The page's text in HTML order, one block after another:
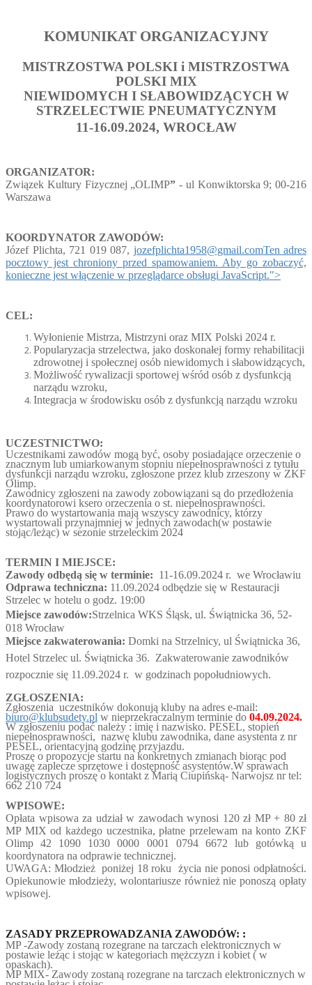
KOMUNIKAT ORGANIZACYJNY
MISTRZOSTWA POLSKI i MISTRZOSTWA
POLSKI MIX
NIEWIDOMYCH I SŁABOWIDZĄCYCH W
STRZELECTWIE PNEUMATYCZNYM
11-16.09.2024, WROCŁAW
ORGANIZATOR:
Związek Kultury Fizycznej „OLIMP” - ul Konwiktorska 9; 00-216
Warszawa
KOORDYNATOR ZAWODÓW:
Józef Plichta, 721 019 087, jozefplichta1958@gmail.comTen adres
pocztowy jest chroniony przed spamowaniem. Aby go zobaczyć,
konieczne jest włączenie w przeglądarce obsługi JavaScript.">
CEL:
Wyłonienie Mistrza, Mistrzyni oraz MIX Polski 2024 r.
Popularyzacja strzelectwa, jako doskonałej formy rehabilitacji
zdrowotnej i społecznej osób niewidomych i słabowidzących,
Możliwość rywalizacji sportowej wśród osób z dysfunkcją
narządu wzroku,
Integracja w środowisku osób z dysfunkcją narządu wzroku
UCZESTNICTWO:
Uczestnikami zawodów mogą być, osoby posiadające orzeczenie o
znacznym lub umiarkowanym stopniu niepełnosprawności z tytułu
dysfunkcji narządu wzroku, zgłoszone przez klub zrzeszony w ZKF
Olimp.
Zawodnicy zgłoszeni na zawody zobowiązani są do przedłożenia
koordynatorowi ksero orzeczenia o st. niepełnosprawności.
Prawo do wystartowania mają wszyscy zawodnicy, którzy
wystartowali przynajmniej w jednych zawodach(w postawie
stojąc/leżąc) w sezonie strzeleckim 2024
TERMIN I MIEJSCE:
Zawody odbędą się w terminie: 11-16.09.2024 r. we Wrocławiu
Odprawa techniczna: 11.09.2024 odbędzie się w Restauracji
Strzelec w hotelu o godz. 19:00
Miejsce zawodów:Strzelnica WKS Śląsk, ul. Świątnicka 36, 52-
018 Wrocław
Miejsce zakwaterowania: Domki na Strzelnicy, ul Świątnicka 36,
Hotel Strzelec ul. Świątnicka 36. Zakwaterowanie zawodników
rozpocznie się 11.09.2024 r. w godzinach popołudniowych.
ZGŁOSZENIA:
Zgłoszenia uczestników dokonują kluby na adres e-mail:
biuro@klubsudety.pl w nieprzekraczalnym terminie do 04.09.2024.
W zgłoszeniu podać należy : imię i nazwisko. PESEL, stopień
niepełnosprawności, nazwę klubu zawodnika, dane asystenta z nr
PESEL, orientacyjną godzinę przyjazdu.
Proszę o propozycje startu na konkretnych zmianach biorąc pod
uwagę zaplecze sprzętowe i dostępność asystentów.W sprawach
logistycznych proszę o kontakt z Marią Ciupińską- Narwojsz nr tel:
662 210 724
WPISOWE:
Opłata wpisowa za udział w zawodach wynosi 120 zł MP + 80 zł
MP MIX od każdego uczestnika, płatne przelewam na konto ZKF
Olimp 42 1090 1030 0000 0001 0794 6672 lub gotówką u
koordynatora na odprawie technicznej.
UWAGA: Młodzież poniżej 18 roku życia nie ponosi odpłatności.
Opiekunowie młodzieży, wolontariusze również nie ponoszą opłaty
wpisowej.
ZASADY PRZEPROWADZANIA ZAWODÓW: :
MP -Zawody zostaną rozegrane na tarczach elektronicznych w
postawie leżąc i stojąc w kategoriach mężczyzn i kobiet ( w
opaskach).
MP MIX- Zawody zostaną rozegrane na tarczach elektronicznych w